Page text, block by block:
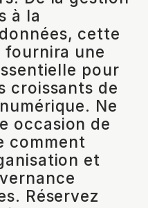
à la
cette
fournira une
pour
croissants de
Ne
occasion de
comment
et
Réservez